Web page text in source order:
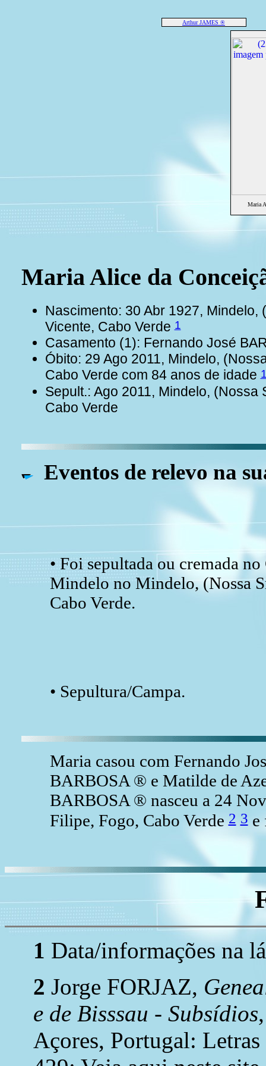
Arthur JAMES ®
Maria
Maria Alice da
Nascimento: 30 Abr 1927, Mindelo,
Vicente, Cabo Verde1
Casamento (1): Fernando José
Óbito: 29 Ago 2011, Mindelo,
Cabo Verde com 84 anos de idade
Sepult.: Ago 2011, Mindelo, (Nossa
Cabo Verde
Eventos de relevo na
• Foi sepultada ou cremada
Mindelo no Mindelo, (Nossa
Cabo Verde.
• Sepultura/Campa.
Maria casou com Fernando
BARBOSA ® e Matilde de
BARBOSA ® nasceu a 24
Filipe, Fogo, Cabo Verde2 3e
1 Data/informações na
2 Jorge FORJAZ,
e de Bisssau - Subsídios
Açores, Portugal: